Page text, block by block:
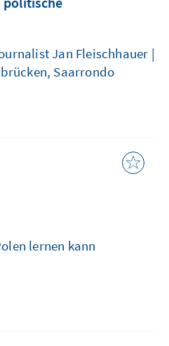
Jan Fleischhauer |
Saarrondo
lernen kann